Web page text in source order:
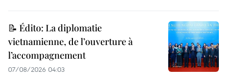
📝 Édito: La diplomatie
vietnamienne, de l’ouverture à
l’accompagnement
07/08/2026 04:03